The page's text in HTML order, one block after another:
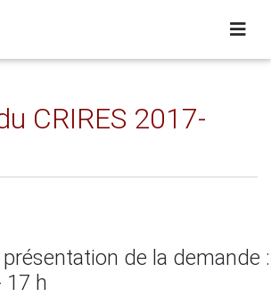
CRIRES 2017-
de la demande :
17 h